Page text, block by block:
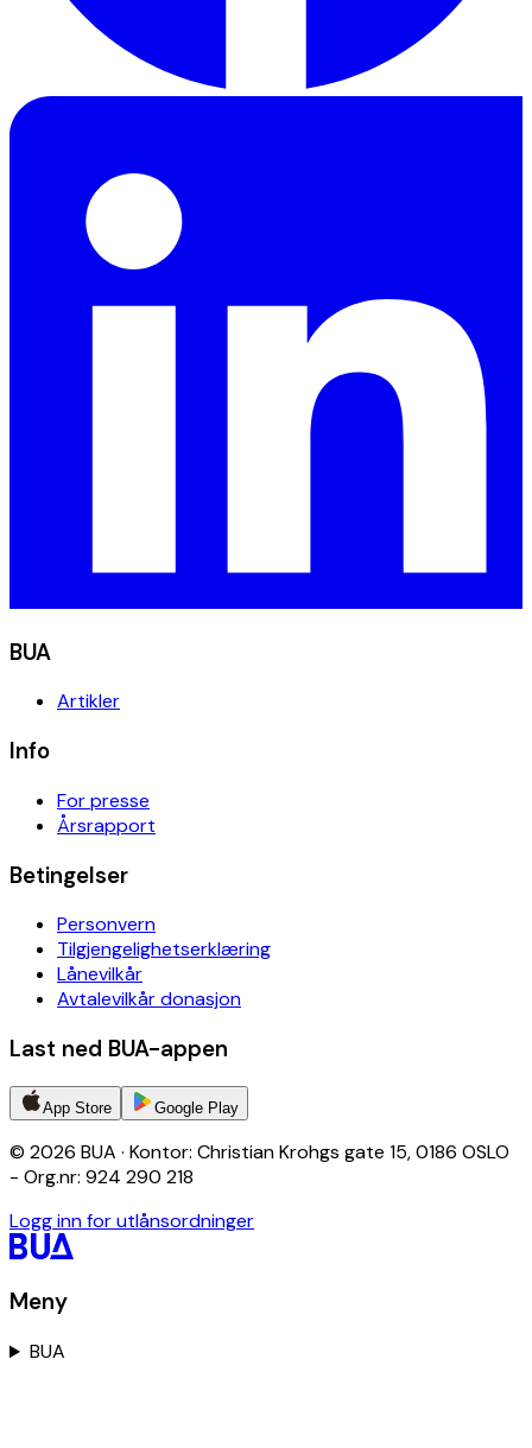
BUA
Artikler
Info
For presse
Årsrapport
Betingelser
Personvern
Tilgjengelighetserklæring
Lånevilkår
Avtalevilkår donasjon
Last ned BUA-appen
App Store Google Play
© 2026 BUA · Kontor: Christian Krohgs gate 15, 0186 OSLO
- Org.nr: 924 290 218
Logg inn for utlånsordninger
Meny
BUA